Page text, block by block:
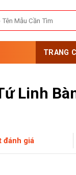
TRANG
Linh
đánh giá